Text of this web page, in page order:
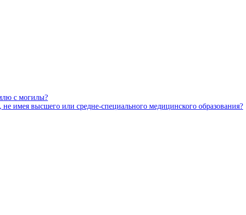
с могилы?
имея высшего или средне-специального медицинского образования?